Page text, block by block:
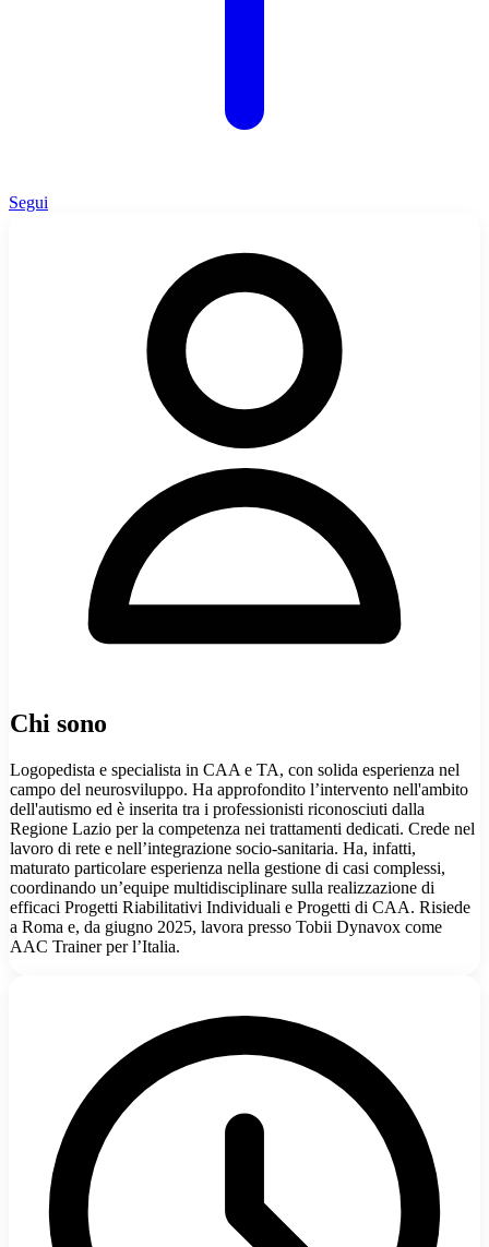
Segui
Chi sono
Logopedista e specialista in CAA e TA, con solida esperienza nel
campo del neurosviluppo. Ha approfondito l’intervento nell'ambito
dell'autismo ed è inserita tra i professionisti riconosciuti dalla
Regione Lazio per la competenza nei trattamenti dedicati. Crede nel
lavoro di rete e nell’integrazione socio-sanitaria. Ha, infatti,
maturato particolare esperienza nella gestione di casi complessi,
coordinando un’equipe multidisciplinare sulla realizzazione di
efficaci Progetti Riabilitativi Individuali e Progetti di CAA. Risiede
a Roma e, da giugno 2025, lavora presso Tobii Dynavox come
AAC Trainer per l’Italia.